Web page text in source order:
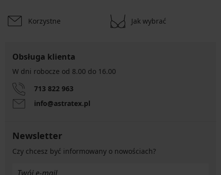
Korzystne Jak wybrać
Obsługa klienta
W dni robocze od 8.00 do 16.00
713 822 963
info@astratex.pl
Newsletter
Czy chcesz być informowany o nowościach?